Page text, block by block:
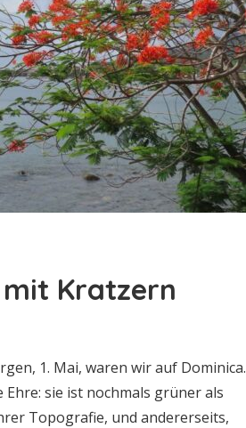
Kratzern
1. Mai, waren wir auf Dominica.
Ehre: sie ist nochmals grüner als
Topografie, und andererseits,